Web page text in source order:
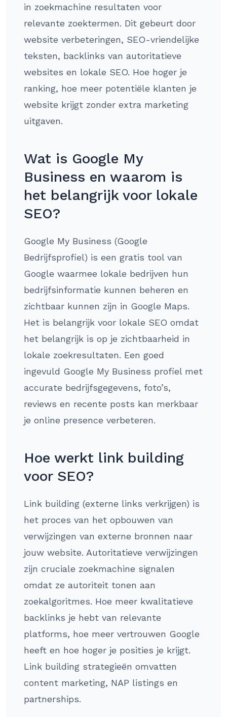
in zoekmachine resultaten voor
relevante zoektermen. Dit gebeurt door
website verbeteringen, SEO-vriendelijke
teksten, backlinks van autoritatieve
websites en lokale SEO. Hoe hoger je
ranking, hoe meer potentiële klanten je
website krijgt zonder extra marketing
uitgaven.
Wat is Google My
Business en waarom is
het belangrijk voor lokale
SEO?
Google My Business (Google
Bedrijfsprofiel) is een gratis tool van
Google waarmee lokale bedrijven hun
bedrijfsinformatie kunnen beheren en
zichtbaar kunnen zijn in Google Maps.
Het is belangrijk voor lokale SEO omdat
het belangrijk is op je zichtbaarheid in
lokale zoekresultaten. Een goed
ingevuld Google My Business profiel met
accurate bedrijfsgegevens, foto’s,
reviews en recente posts kan merkbaar
je online presence verbeteren.
Hoe werkt link building
voor SEO?
Link building (externe links verkrijgen) is
het proces van het opbouwen van
verwijzingen van externe bronnen naar
jouw website. Autoritatieve verwijzingen
zijn cruciale zoekmachine signalen
omdat ze autoriteit tonen aan
zoekalgoritmes. Hoe meer kwalitatieve
backlinks je hebt van relevante
platforms, hoe meer vertrouwen Google
heeft en hoe hoger je posities je krijgt.
Link building strategieën omvatten
content marketing, NAP listings en
partnerships.